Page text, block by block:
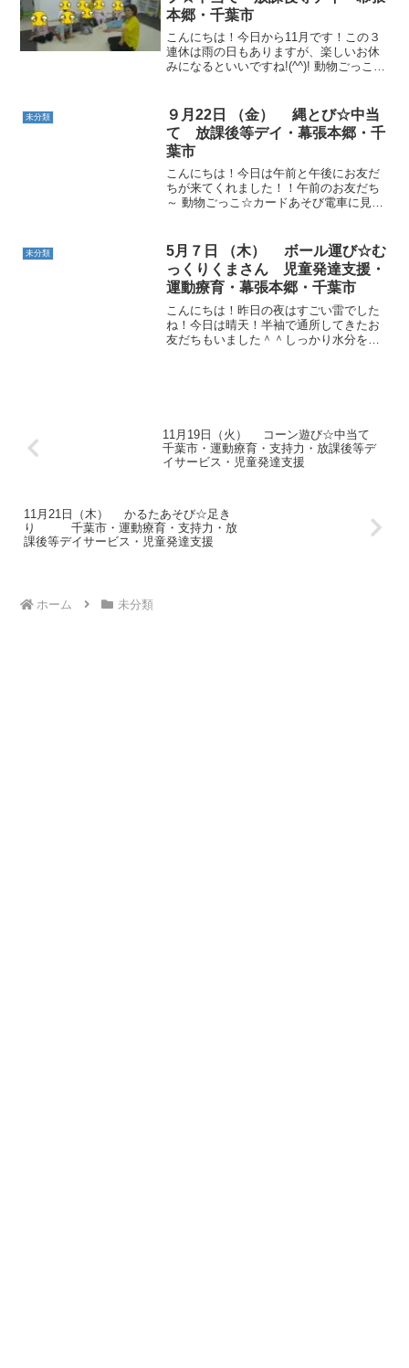
一枚ずつ床に置いていきました。 カラー
ジャンプ☆指定された色だけをジャンプ
して進みま...
未分類
９月22日 （金） 縄とび☆中当
て 放課後等デイ・幕張本郷・千
葉市
～ 動物ごっこ☆カードあそび電車に見立
てた一本橋に乗り込みました。その後、
うさぎとかめのカードを並べて、ひっく
り返しごっこ！職員とも競争しました。
縄跳び☆しっぽ取りし...
5月７日 （木） ボール運び☆む
っくりくまさん 児童発達支援・
運動療育・幕張本郷・千葉市
友だちもいました＾＾しっかり水分を摂
りながら楽しく運動していきたいと思い
ます＾＾動物ごっこ☆壁に１～６までの
カードを貼り、音楽が止まったらカード
の前に立ちました！カード...
11月19日（火） コーン遊び☆中当て
り 千葉市・運動療育・支持力・放
課後等デイサービス・児童発達支援
ホーム 未分類